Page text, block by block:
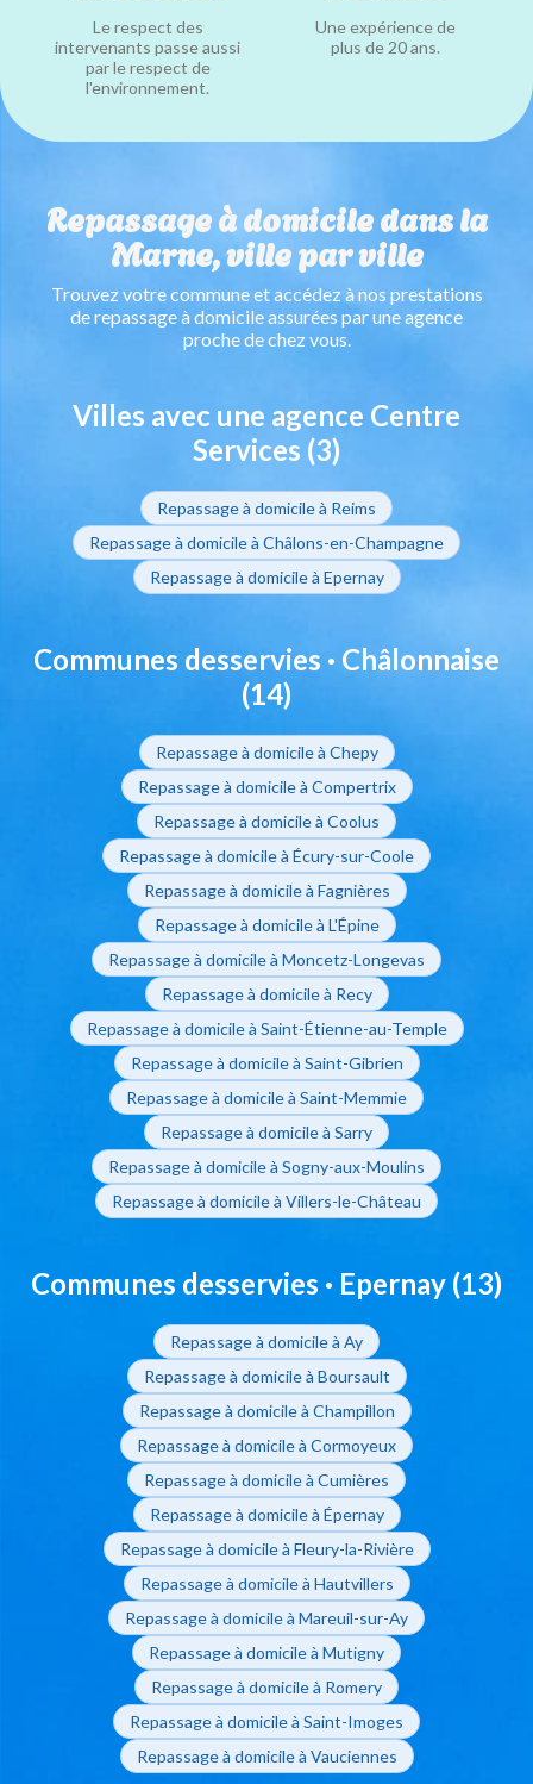
Le respect des
intervenants passe aussi
par le respect de
l'environnement.
Une expérience de
plus de 20 ans.
Repassage à domicile dans la
Marne, ville par ville
Trouvez votre commune et accédez à nos prestations
de repassage à domicile assurées par une agence
proche de chez vous.
Villes avec une agence Centre
Services (3)
Repassage à domicile à Reims
Repassage à domicile à Châlons-en-Champagne
Repassage à domicile à Epernay
Communes desservies · Châlonnaise
(14)
Repassage à domicile à Chepy
Repassage à domicile à Compertrix
Repassage à domicile à Coolus
Repassage à domicile à Écury-sur-Coole
Repassage à domicile à Fagnières
Repassage à domicile à L'Épine
Repassage à domicile à Moncetz-Longevas
Repassage à domicile à Recy
Repassage à domicile à Saint-Étienne-au-Temple
Repassage à domicile à Saint-Gibrien
Repassage à domicile à Saint-Memmie
Repassage à domicile à Sarry
Repassage à domicile à Sogny-aux-Moulins
Repassage à domicile à Villers-le-Château
Communes desservies · Epernay (13)
Repassage à domicile à Ay
Repassage à domicile à Boursault
Repassage à domicile à Champillon
Repassage à domicile à Cormoyeux
Repassage à domicile à Cumières
Repassage à domicile à Épernay
Repassage à domicile à Fleury-la-Rivière
Repassage à domicile à Hautvillers
Repassage à domicile à Mareuil-sur-Ay
Repassage à domicile à Mutigny
Repassage à domicile à Romery
Repassage à domicile à Saint-Imoges
Repassage à domicile à Vauciennes